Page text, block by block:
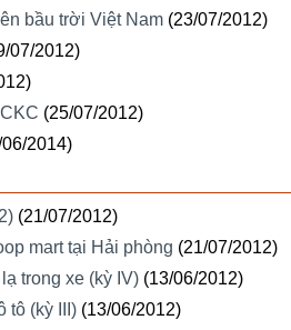
bầu trời Việt Nam (23/07/2012)
07/2012)
(25/07/2012)
2014)
(21/07/2012)
mart tại Hải phòng (21/07/2012)
trong xe (kỳ IV) (13/06/2012)
tô (kỳ III) (13/06/2012)